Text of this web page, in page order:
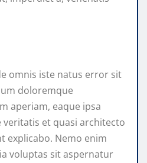
omnis iste natus error sit
doloremque
aperiam, eaque ipsa
et quasi architecto
explicabo. Nemo enim
voluptas sit aspernatur